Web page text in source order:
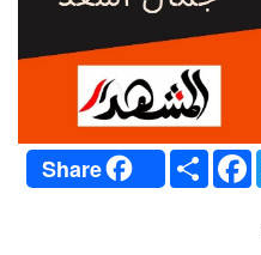
Share S
h
a
F
a
c